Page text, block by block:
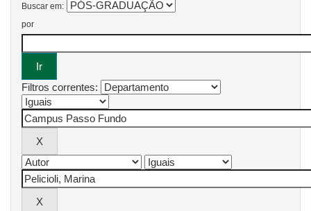
Buscar em:
por
Filtros correntes: